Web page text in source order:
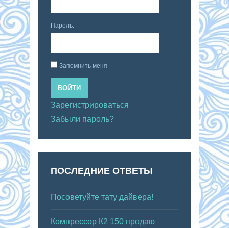
Пароль:
Запомнить меня
ВОЙТИ
Зарегистрироваться
Забыли пароль?
ПОСЛЕДНИЕ ОТВЕТЫ
Посоветуйте тату дайвера!
Компрессор К2 150 продаю